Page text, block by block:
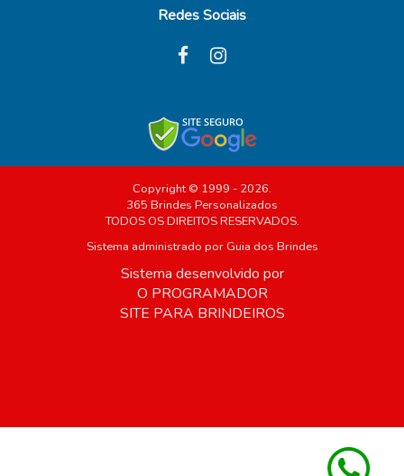
Redes Sociais
Copyright © 1999 - 2026.
365 Brindes Personalizados
TODOS OS DIREITOS RESERVADOS.
Sistema administrado por Guia dos Brindes
Sistema desenvolvido por
O PROGRAMADOR
SITE PARA BRINDEIROS